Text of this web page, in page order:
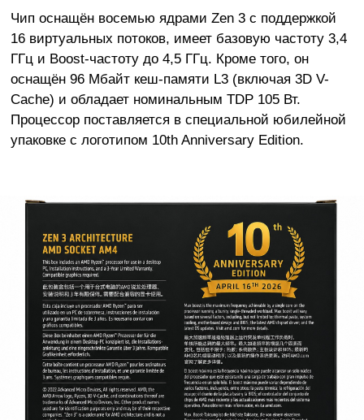
Чип оснащён восемью ядрами Zen 3 с поддержкой
16 виртуальных потоков, имеет базовую частоту 3,4
ГГц и Boost-частоту до 4,5 ГГц. Кроме того, он
оснащён 96 Мбайт кеш-памяти L3 (включая 3D V-
Cache) и обладает номинальным TDP 105 Вт.
Процессор поставляется в специальной юбилейной
упаковке с логотипом 10th Anniversary Edition.